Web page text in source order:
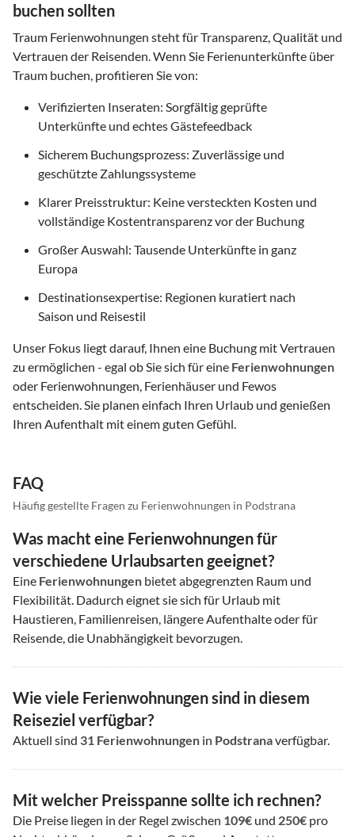
buchen sollten
Traum Ferienwohnungen steht für Transparenz, Qualität und
Vertrauen der Reisenden. Wenn Sie Ferienunterkünfte über
Traum buchen, profitieren Sie von:
Verifizierten Inseraten: Sorgfältig geprüfte
Unterkünfte und echtes Gästefeedback
Sicherem Buchungsprozess: Zuverlässige und
geschützte Zahlungssysteme
Klarer Preisstruktur: Keine versteckten Kosten und
vollständige Kostentransparenz vor der Buchung
Großer Auswahl: Tausende Unterkünfte in ganz
Europa
Destinationsexpertise: Regionen kuratiert nach
Saison und Reisestil
Unser Fokus liegt darauf, Ihnen eine Buchung mit Vertrauen
zu ermöglichen - egal ob Sie sich für eine Ferienwohnungen
oder Ferienwohnungen, Ferienhäuser und Fewos
entscheiden. Sie planen einfach Ihren Urlaub und genießen
Ihren Aufenthalt mit einem guten Gefühl.
FAQ
Häufig gestellte Fragen zu Ferienwohnungen in Podstrana
Was macht eine Ferienwohnungen für
verschiedene Urlaubsarten geeignet?
Eine Ferienwohnungen bietet abgegrenzten Raum und
Flexibilität. Dadurch eignet sie sich für Urlaub mit
Haustieren, Familienreisen, längere Aufenthalte oder für
Reisende, die Unabhängigkeit bevorzugen.
Wie viele Ferienwohnungen sind in diesem
Reiseziel verfügbar?
Aktuell sind 31 Ferienwohnungen in Podstranaverfügbar.
Mit welcher Preisspanne sollte ich rechnen?
Die Preise liegen in der Regel zwischen 109€ und 250€ pro